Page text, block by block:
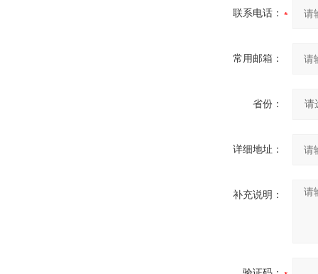
联系电话：
常用邮箱：
省份：
详细地址：
补充说明：